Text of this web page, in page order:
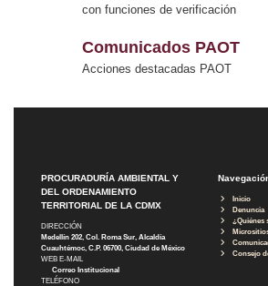
con funciones de verificación
Comunicados PAOT
Acciones destacadas PAOT
PROCURADURÍA AMBIENTAL Y
DEL ORDENAMIENTO
TERRITORIAL DE LA CDMX
DIRECCIÓN
Medellín 202, Col. Roma Sur, Alcaldía
Cuauhtémoc, C.P. 06700, Ciudad de México
WEB E-MAIL
Correo Institucional
TELÉFONO
Inicio
Denuncia
¿Quiénes
Consejo